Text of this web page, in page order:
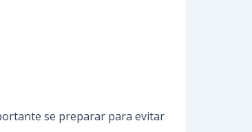
se preparar para evitar